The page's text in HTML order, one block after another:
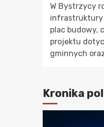
W Bystrzycy
infrastruktury
plac budowy,
projektu
gminnych
Kronika